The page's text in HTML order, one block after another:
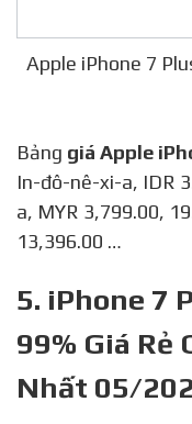
Apple iPhone 7
Bảng giá Apple
In-đô-nê-xi-a, IDR
a, MYR 3,799.00,
13,396.00 …
5. iPhone 7
99% Giá Rẻ
Nhất 05/